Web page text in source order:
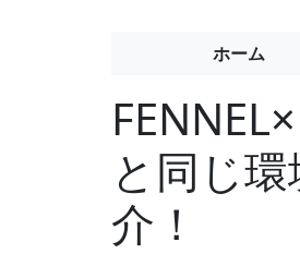
ホーム
と同じ
介！